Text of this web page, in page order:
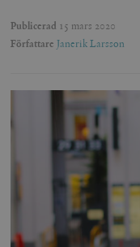
Publicerad 15 mars 2020
Författare Janerik Larsson